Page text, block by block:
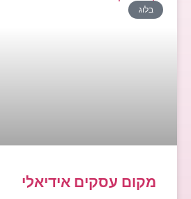
בלוג
מקום עסקים אידיאלי